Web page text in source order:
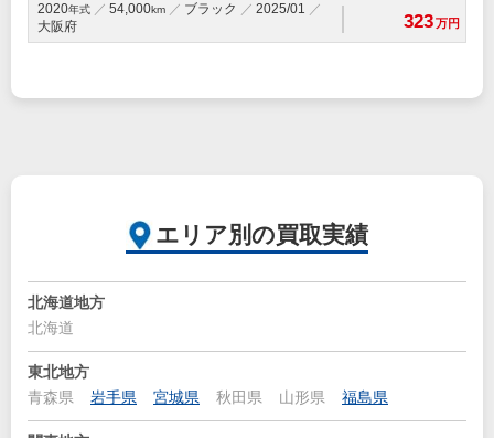
2020年式 54,000km ブラック
2025/01
大阪府
323万円
エリア別の買取実績
北海道地方
北海道
東北地方
青森県
岩手県 宮城県 秋田県 山形県 福島県